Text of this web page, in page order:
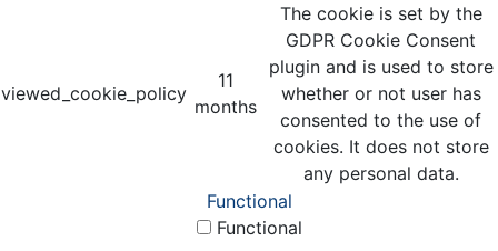
viewed_cookie_policy
11
months
The cookie is set by the
GDPR Cookie Consent
plugin and is used to store
whether or not user has
consented to the use of
cookies. It does not store
any personal data.
Functional
Functional